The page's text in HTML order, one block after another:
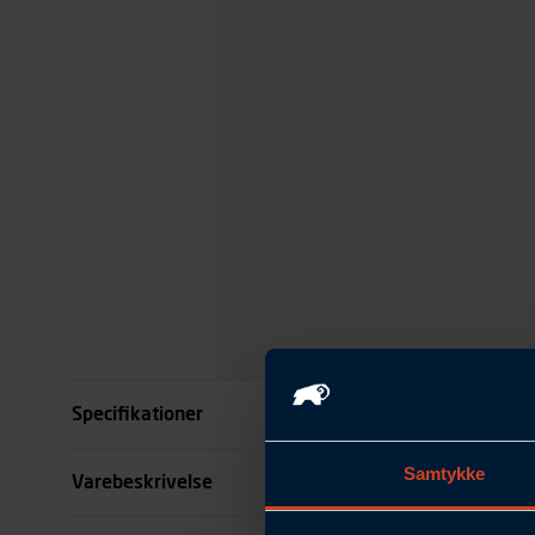
Samtykke
Specifikationer
Størrelse
Varebeskrivelse